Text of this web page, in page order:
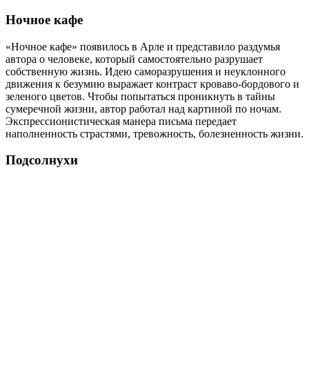
Ночное кафе
«Ночное кафе» появилось в Арле и представило раздумья
автора о человеке, который самостоятельно разрушает
собственную жизнь. Идею саморазрушения и неуклонного
движения к безумию выражает контраст кроваво-бордового и
зеленого цветов. Чтобы попытаться проникнуть в тайны
сумеречной жизни, автор работал над картиной по ночам.
Экспрессионистическая манера письма передает
наполненность страстями, тревожность, болезненность жизни.
Подсолнухи